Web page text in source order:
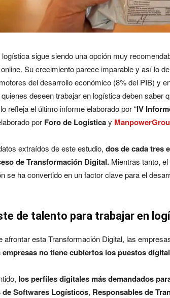
logística sigue siendo una opción muy
Su crecimiento parece imparable y así lo
del desarrollo económico (8% del PIB) y
deseen trabajar en logística deben saber
refleja el último informe elaborado por “IV
por Foro de Logísticay
extraídos de este estudio, dos de cada tres
de Transformación Digital. Mientras tanto,
se ha convertido en un factor clave para el
de talento para trabajar en
afrontar esta Transformación Digital, las
empresas no tiene cubiertos los puestos
los perfiles digitales más demandados
de Softwares Logísticos, Responsables de